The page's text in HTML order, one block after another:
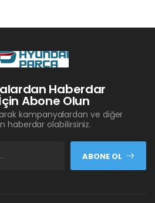
Haberdar
Abone Olun
kampanyalardan ve diğer
haberdar olabilirsiniz.
ABONE OL